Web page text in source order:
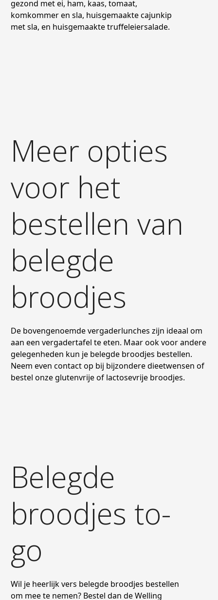
gezond met ei, ham, kaas, tomaat,
komkommer en sla, huisgemaakte cajunkip
met sla, en huisgemaakte truffeleiersalade.
Meer opties
voor het
bestellen van
belegde
broodjes
De bovengenoemde vergaderlunches zijn ideaal om
aan een vergadertafel te eten. Maar ook voor andere
gelegenheden kun je belegde broodjes bestellen.
Neem even contact op bij bijzondere dieetwensen of
bestel onze glutenvrije of lactosevrije broodjes.
Belegde
broodjes to-
go
Wil je heerlijk vers belegde broodjes bestellen
om mee te nemen? Bestel dan de Welling